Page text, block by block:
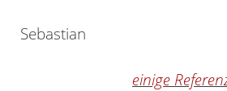
Sebastian
einige